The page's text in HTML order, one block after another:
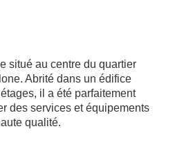
situé au centre du quartier
Abrité dans un édifice
il a été parfaitement
des services et équipements
qualité.